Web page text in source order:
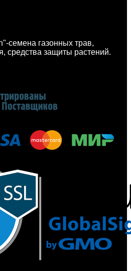
семена газонных трав,
средства защиты растений.